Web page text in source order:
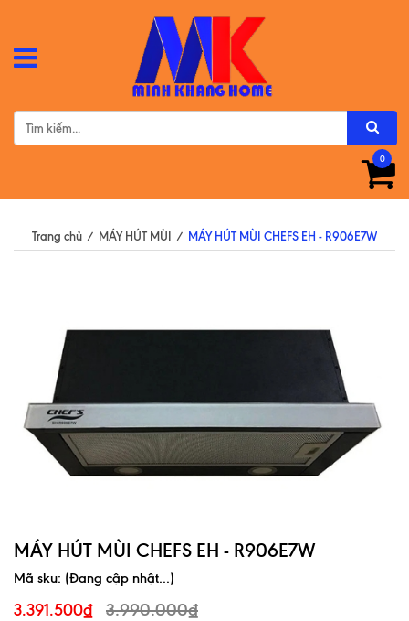
0
Trang chủ / MÁY HÚT MÙI / MÁY HÚT MÙI CHEFS EH - R906E7W
MÁY HÚT MÙI CHEFS EH - R906E7W
Mã sku: (Đang cập nhật...)
3.391.500₫ 3.990.000₫